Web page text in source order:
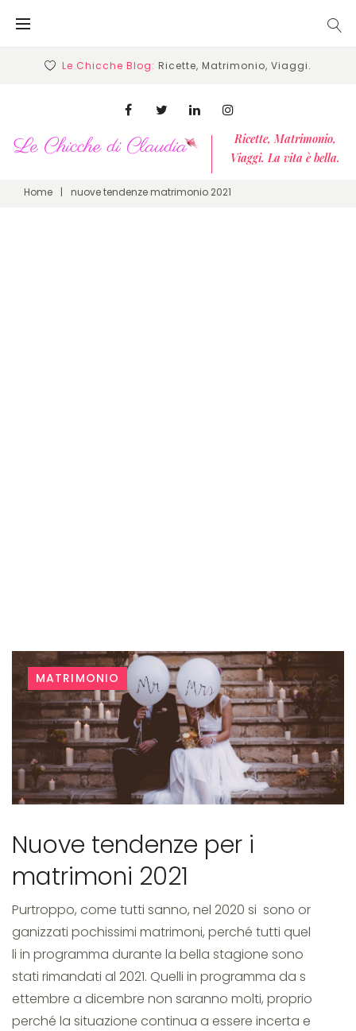
Le Chicche Blog: Ricette, Matrimonio, Viaggi.
Ricette, Matrimonio,
Viaggi. La vita è bella.
Facebook LinkedinInstagram
Home | nuove tendenze matrimonio 2021
Tag:
nuove
tendenze
matrimonio
2021
MATRIMONIO
Nuove tendenze per i
matrimoni 2021
Purtroppo, come tutti sanno, nel 2020 si sono or
ganizzati pochissimi matrimoni, perché tutti quel
li in programma durante la bella stagione sono
stati rimandati al 2021. Quelli in programma da s
ettembre a dicembre non saranno molti, proprio
perché la situazione continua a essere incerta e